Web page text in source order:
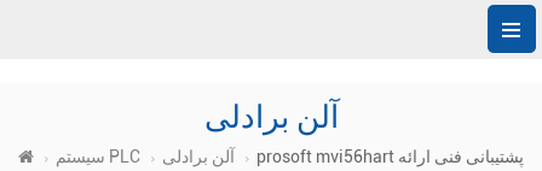
آلن برادلی
سیستم PLC آلن برادلی
prosoft mvi56hart پشتیبانی فنی ارائه